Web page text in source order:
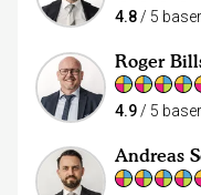
4.8 / 5
Roger
4.9/ 5
Andreas